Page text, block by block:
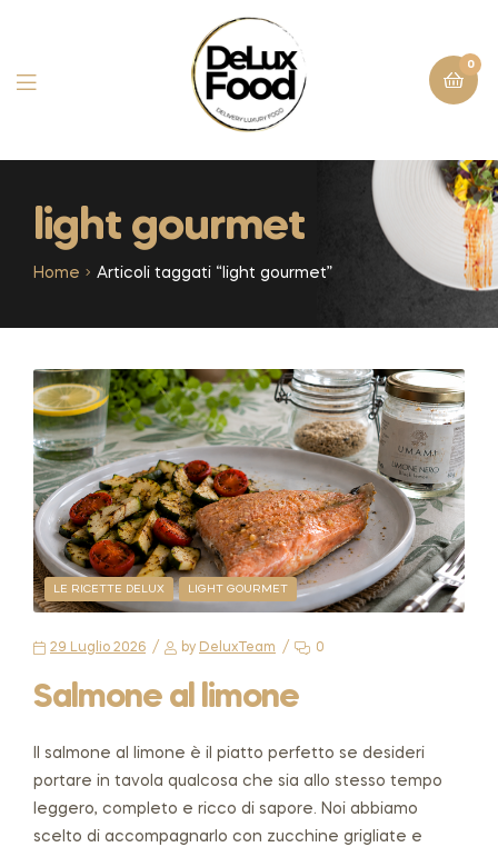
0
light gourmet
Home Articoli taggati “light gourmet”
LE RICETTE DELUX LIGHT GOURMET
29 Luglio 2026 by DeluxTeam 0
Salmone al limone
Il salmone al limone è il piatto perfetto se desideri
portare in tavola qualcosa che sia allo stesso tempo
leggero, completo e ricco di sapore. Noi abbiamo
scelto di accompagnarlo con zucchine grigliate e